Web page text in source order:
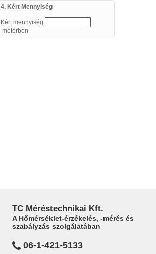
4. Kért Mennyiség
Kért mennyiség
méterben
TC Méréstechnikai Kft.
A Hőmérséklet-érzékelés, -mérés és
szabályzás szolgálatában
06-1-421-5133